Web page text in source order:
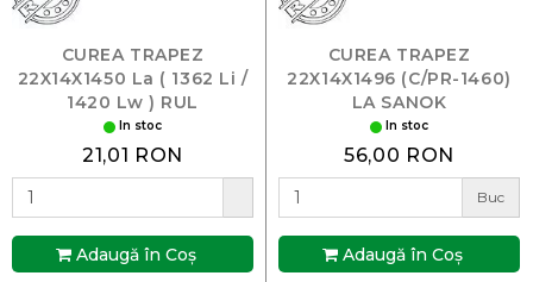
CUREA TRAPEZ
22X14X1450 La ( 1362 Li /
1420 Lw ) RUL
In stoc
21,01 RON
Adaugă în Coş
CUREA TRAPEZ
22X14X1496 (C/PR-1460)
LA SANOK
In stoc
56,00 RON
Buc
Adaugă în Coş